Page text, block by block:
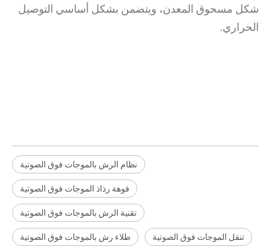
شكل مسحوق المعدن، ويتضمن بشكل أساسي التوصيل
الحراري.
نظام الرش بالموجات فوق الصوتية
فوهة رذاذ الموجات فوق الصوتية
تقنية الرش بالموجات فوق الصوتية
طلاء رش بالموجات فوق الصوتية تنقل الموجات فوق الصوتية